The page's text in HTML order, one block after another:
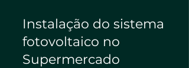
Instalação do sistema
fotovoltaico no
Supermercado